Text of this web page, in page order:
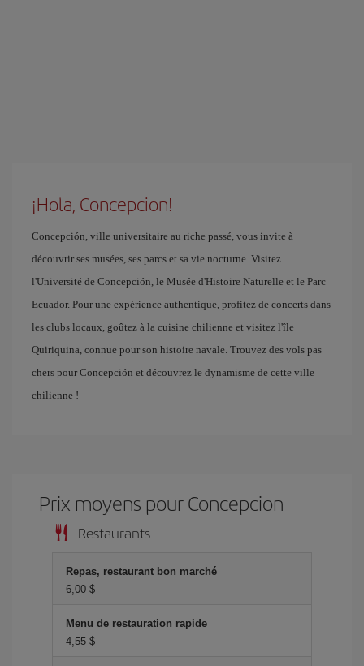
¡Hola, Concepcion!
Concepción, ville universitaire au riche passé, vous invite à
découvrir ses musées, ses parcs et sa vie nocturne. Visitez
l'Université de Concepción, le Musée d'Histoire Naturelle et le Parc
Ecuador. Pour une expérience authentique, profitez de concerts dans
les clubs locaux, goûtez à la cuisine chilienne et visitez l'île
Quiriquina, connue pour son histoire navale. Trouvez des vols pas
chers pour Concepción et découvrez le dynamisme de cette ville
chilienne !
Prix ​​moyens pour Concepcion
Restaurants
Repas, restaurant bon marché
6,00 $
Menu de restauration rapide
4,55 $